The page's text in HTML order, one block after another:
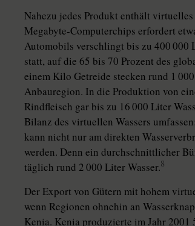
Nahezu jedes Produkt enthält
Megabyte-Computerchips erfordert
Automobils verschlingt bis zu 400 000
statt, auf die 65 bis 70 Prozent des
einem Kilo Getreide stecken rund 1
Anbauregion. In die Produktion von
Rindfleisch gar bis zu 16 000 Liter
Bilanz des virtuellen Wassers
kann nicht nur am direkten
werden. Denn ein durchschnittlicher
täglich rund 2 000 Liter Wasser.8
Der Export von Gütern mit hohem
wenn Regionen ohnehin an
Kenia. Kenia produzierte im Jahr